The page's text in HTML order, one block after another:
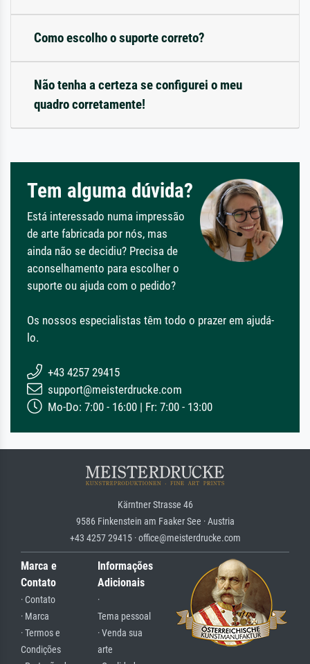
Como escolho o suporte correto?
Não tenha a certeza se configurei o meu
quadro corretamente!
Tem alguma dúvida?
Está interessado numa impressão
de arte fabricada por nós, mas
ainda não se decidiu? Precisa de
aconselhamento para escolher o
suporte ou ajuda com o pedido?
Os nossos especialistas têm todo o prazer em ajudá-
lo.
+43 4257 29415
support@meisterdrucke.com
Mo-Do: 7:00 - 16:00 | Fr: 7:00 - 13:00
Kärntner Strasse 46
9586 Finkenstein am Faaker See · Austria
+43 4257 29415 · office@meisterdrucke.com
Marca e
Contato
· Contato
· Marca
· Termos e
Condições
Informações
Adicionais
·
Tema pessoal
· Venda sua
arte